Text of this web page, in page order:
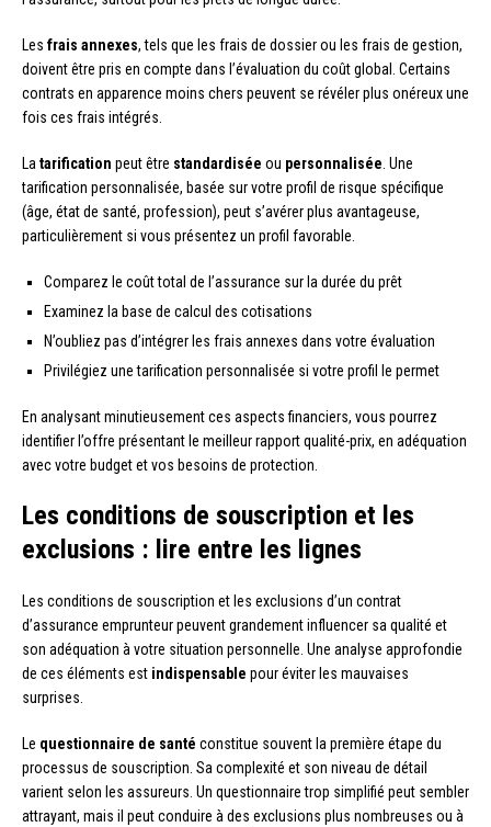
Les frais annexes, tels que les frais de dossier ou les frais de gestion,
doivent être pris en compte dans l’évaluation du coût global. Certains
contrats en apparence moins chers peuvent se révéler plus onéreux une
fois ces frais intégrés.
Latarification peut être standardisée ou personnalisée. Une
tarification personnalisée, basée sur votre profil de risque spécifique
(âge, état de santé, profession), peut s’avérer plus avantageuse,
particulièrement si vous présentez un profil favorable.
Comparez le coût total de l’assurance sur la durée du prêt
Examinez la base de calcul des cotisations
N’oubliez pas d’intégrer les frais annexes dans votre évaluation
Privilégiez une tarification personnalisée si votre profil le permet
En analysant minutieusement ces aspects financiers, vous pourrez
identifier l’offre présentant le meilleur rapport qualité-prix, en adéquation
avec votre budget et vos besoins de protection.
Les conditions de souscription et les
exclusions : lire entre les lignes
Les conditions de souscription et les exclusions d’un contrat
d’assurance emprunteur peuvent grandement influencer sa qualité et
son adéquation à votre situation personnelle. Une analyse approfondie
de ces éléments est indispensable pour éviter les mauvaises
surprises.
Le questionnaire de santé constitue souvent la première étape du
processus de souscription. Sa complexité et son niveau de détail
varient selon les assureurs. Un questionnaire trop simplifié peut sembler
attrayant, mais il peut conduire à des exclusions plus nombreuses ou à